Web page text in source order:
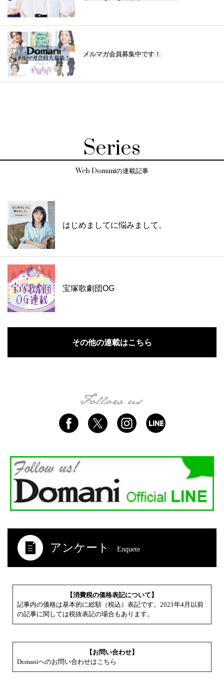
メルマガ会員募集中です！
Series
Web Domaniの連載記事
はじめましてに悩みまして。
宝塚歌劇団OG
その他の連載はこちら
アンケート Enquete
【消費税の価格表記について】
記事内の価格は基本的に総額（税込）表記です。2021年4月以前
の記事に関しては税抜表記の場合もあります。
【お問い合わせ】
Domaniへのお問い合わせはこちら